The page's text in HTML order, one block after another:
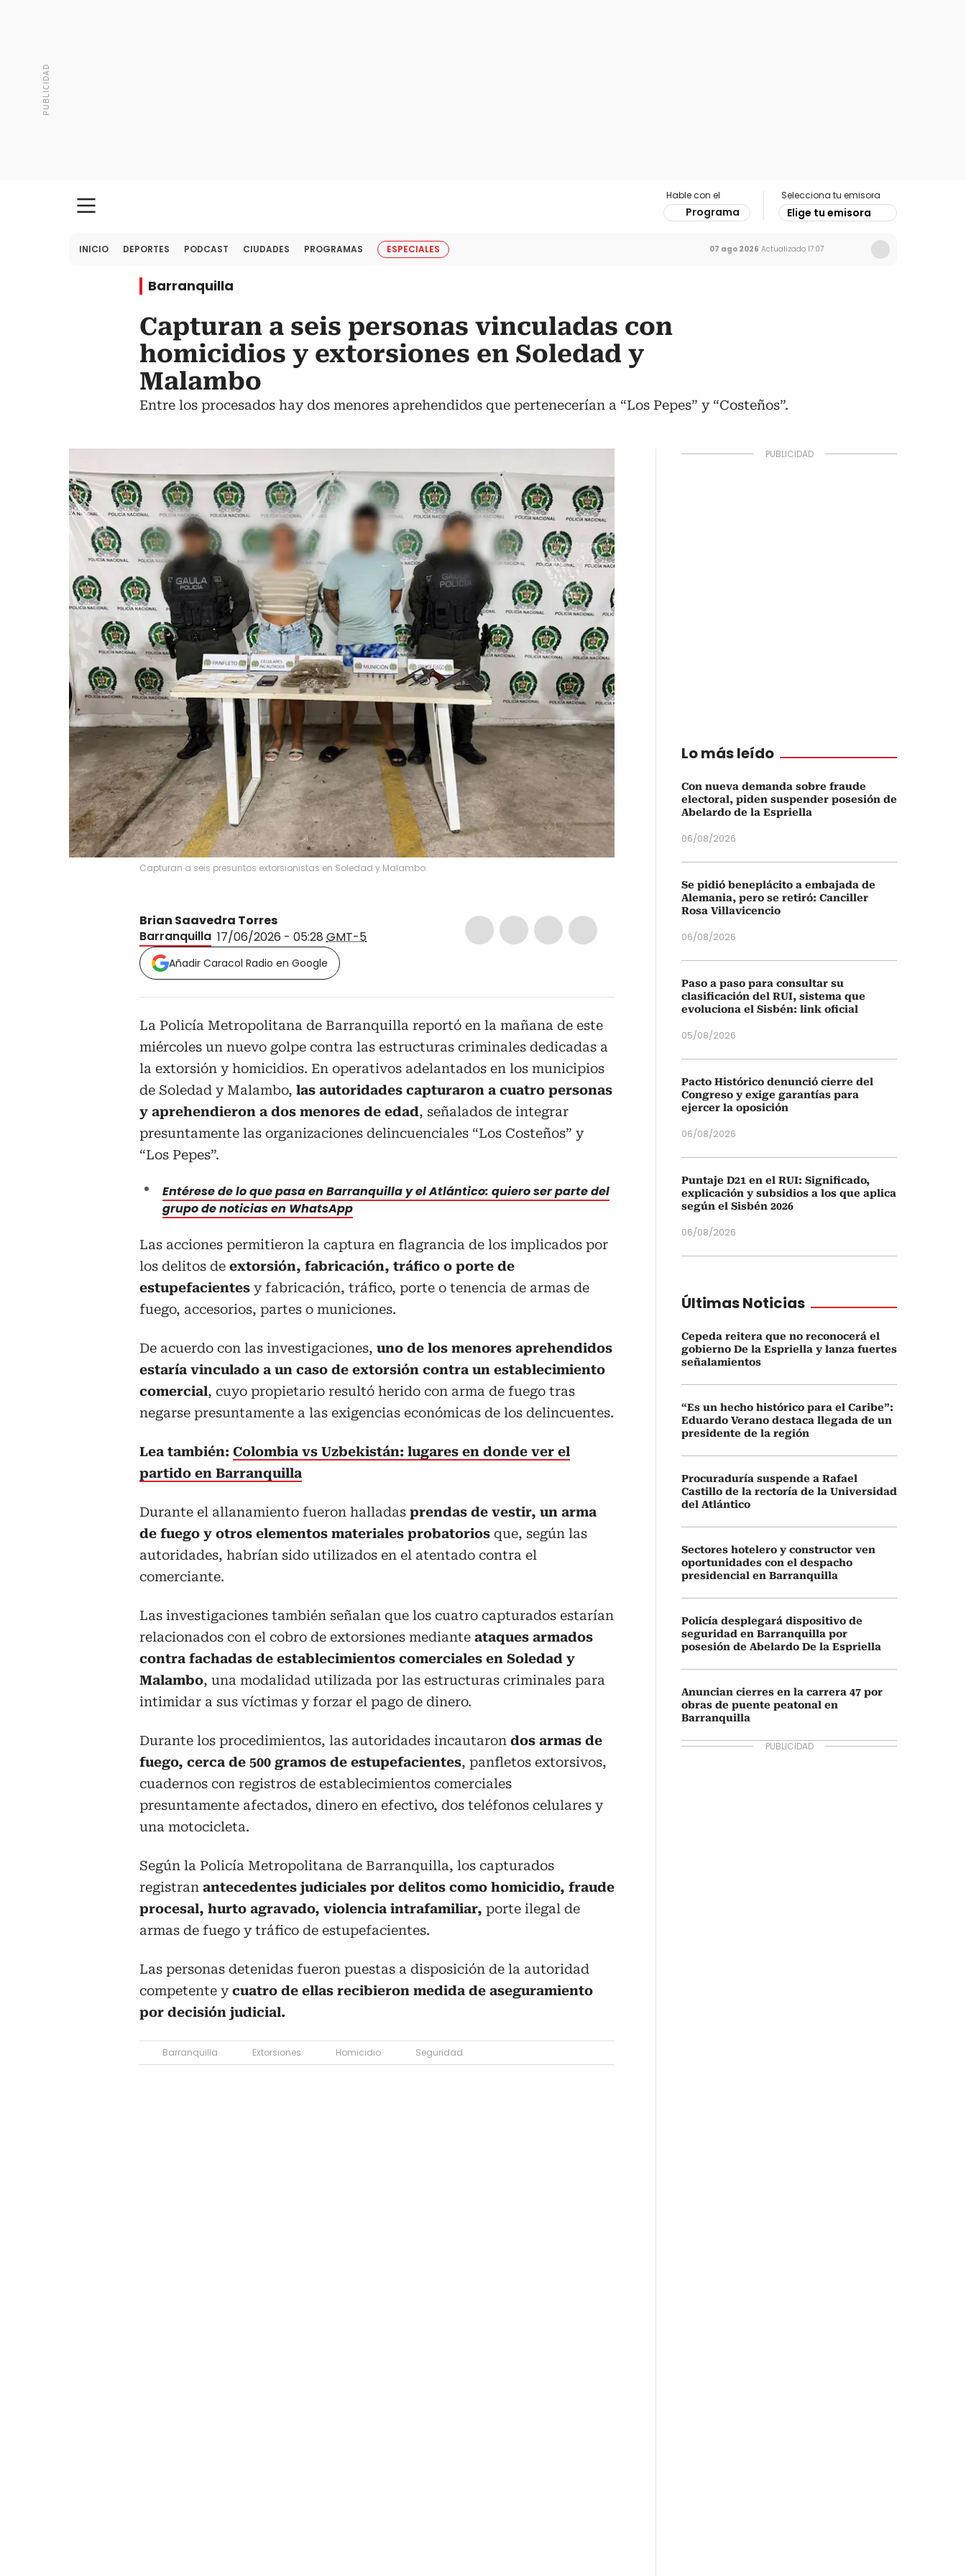
Hable con el
Programa
Selecciona tu emisora
Elige tu emisora
INICIO DEPORTES PODCAST CIUDADES PROGRAMAS ESPECIALES 07 ago 2026 Actualizado 17:07
Barranquilla
Capturan a seis personas vinculadas con
homicidios y extorsiones en Soledad y
Malambo
Entre los procesados hay dos menores aprehendidos que pertenecerían a “Los Pepes” y “Costeños”.
Capturan a seis presuntos extorsionistas en Soledad y Malambo.
Brian Saavedra Torres
Barranquilla 17/06/2026 - 05:28 GMT-5
Añadir Caracol Radio en Google
La Policía Metropolitana de Barranquilla reportó en la mañana de este
miércoles un nuevo golpe contra las estructuras criminales dedicadas a
la extorsión y homicidios. En operativos adelantados en los municipios
de Soledad y Malambo, las autoridades capturaron a cuatro personas
y aprehendieron a dos menores de edad, señalados de integrar
presuntamente las organizaciones delincuenciales “Los Costeños” y
“Los Pepes”.
Entérese de lo que pasa en Barranquilla y el Atlántico: quiero ser parte del
grupo de noticias en WhatsApp
Las acciones permitieron la captura en flagrancia de los implicados por
los delitos de extorsión, fabricación, tráfico o porte de
estupefacientes y fabricación, tráfico, porte o tenencia de armas de
fuego, accesorios, partes o municiones.
De acuerdo con las investigaciones, uno de los menores aprehendidos
estaría vinculado a un caso de extorsión contra un establecimiento
comercial, cuyo propietario resultó herido con arma de fuego tras
negarse presuntamente a las exigencias económicas de los delincuentes.
Lea también: Colombia vs Uzbekistán: lugares en donde ver el
partido en Barranquilla
Durante el allanamiento fueron halladas prendas de vestir, un arma
de fuego y otros elementos materiales probatorios que, según las
autoridades, habrían sido utilizados en el atentado contra el
comerciante.
Las investigaciones también señalan que los cuatro capturados estarían
relacionados con el cobro de extorsiones mediante ataques armados
contra fachadas de establecimientos comerciales en Soledad y
Malambo, una modalidad utilizada por las estructuras criminales para
intimidar a sus víctimas y forzar el pago de dinero.
Durante los procedimientos, las autoridades incautaron dos armas de
fuego, cerca de 500 gramos de estupefacientes, panfletos extorsivos,
cuadernos con registros de establecimientos comerciales
presuntamente afectados, dinero en efectivo, dos teléfonos celulares y
una motocicleta.
Según la Policía Metropolitana de Barranquilla, los capturados
registran antecedentes judiciales por delitos como homicidio, fraude
procesal, hurto agravado, violencia intrafamiliar, porte ilegal de
armas de fuego y tráfico de estupefacientes.
Las personas detenidas fueron puestas a disposición de la autoridad
competente ycuatro de ellas recibieron medida de aseguramiento
por decisión judicial.
Barranquilla Extorsiones Homicidio Seguridad
Lo más leído
Con nueva demanda sobre fraude
electoral, piden suspender posesión de
Abelardo de la Espriella
06/08/2026
Se pidió beneplácito a embajada de
Alemania, pero se retiró: Canciller
Rosa Villavicencio
06/08/2026
Paso a paso para consultar su
clasificación del RUI, sistema que
evoluciona el Sisbén: link oficial
05/08/2026
Pacto Histórico denunció cierre del
Congreso y exige garantías para
ejercer la oposición
06/08/2026
Puntaje D21 en el RUI: Significado,
explicación y subsidios a los que aplica
según el Sisbén 2026
06/08/2026
Últimas Noticias
Cepeda reitera que no reconocerá el
gobierno De la Espriella y lanza fuertes
señalamientos
“Es un hecho histórico para el Caribe”:
Eduardo Verano destaca llegada de un
presidente de la región
Procuraduría suspende a Rafael
Castillo de la rectoría de la Universidad
del Atlántico
Sectores hotelero y constructor ven
oportunidades con el despacho
presidencial en Barranquilla
Policía desplegará dispositivo de
seguridad en Barranquilla por
posesión de Abelardo De la Espriella
Anuncian cierres en la carrera 47 por
obras de puente peatonal en
Barranquilla